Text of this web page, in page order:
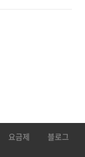
요금제 블로그